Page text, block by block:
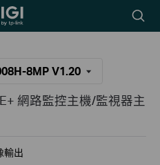
icon
8MP V1.20
網路監控主機/監視器主
輸出